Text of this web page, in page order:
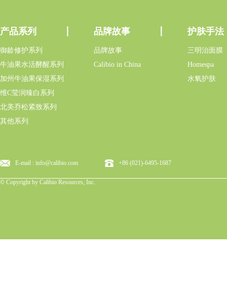
产品系列
御龄修护系列
牛油果水活酵醒系列
加州牛油果保湿系列
维C莹润臻白系列
北美乔松紧致系列
其他系列
品牌故事
品牌故事
Calibio in China
护肤手法
三明治面膜
Homespa
水氧护肤
E-mail : info@calibio.com +86 (021)-6495-1687
© Copyright by Calibio Resources, Inc.